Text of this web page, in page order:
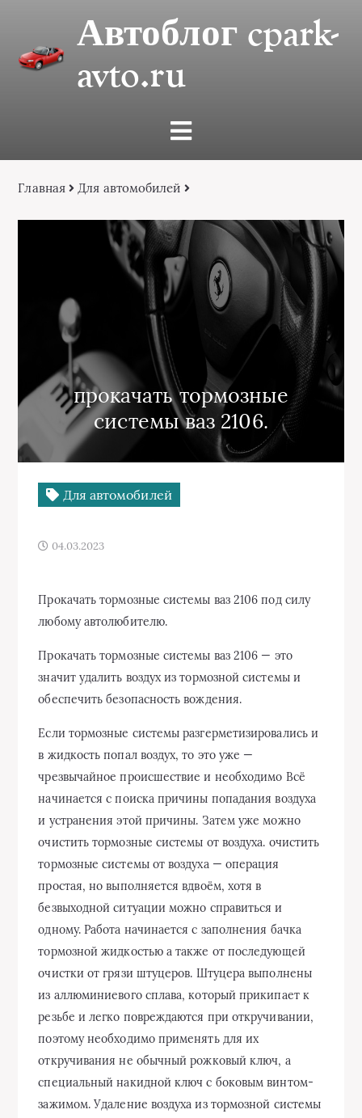
Автоблог cpark-
avto.ru
Главная Для автомобилей
прокачать тормозные
системы ваз 2106.
Для автомобилей
04.03.2023
Прокачать тормозные системы ваз 2106 под силу
любому автолюбителю.
Прокачать тормозные системы ваз 2106 — это
значит удалить воздух из тормозной системы и
обеспечить безопасность вождения.
Если тормозные системы разгерметизировались и
в жидкость попал воздух, то это уже —
чрезвычайное происшествие и необходимо Всё
начинается с поиска причины попадания воздуха
и устранения этой причины. Затем уже можно
очистить тормозные системы от воздуха. очистить
тормозные системы от воздуха — операция
простая, но выполняется вдвоём, хотя в
безвыходной ситуации можно справиться и
одному. Работа начинается с заполнения бачка
тормозной жидкостью а также от последующей
очистки от грязи штуцеров. Штуцера выполнены
из аллюминиевого сплава, который прикипает к
резьбе и легко повреждаются при откручивании,
поэтому необходимо применять для их
откручивания не обычный рожковый ключ, а
специальный накидной ключ с боковым винтом-
зажимом. Удаление воздуха из тормозной системы